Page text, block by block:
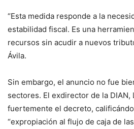
“Esta medida responde a la
estabilidad fiscal. Es una
recursos sin acudir a nuevos
Ávila.
Sin embargo, el anuncio no fue
sectores. El exdirector de la
fuertemente el decreto,
“expropiación al flujo de caja de